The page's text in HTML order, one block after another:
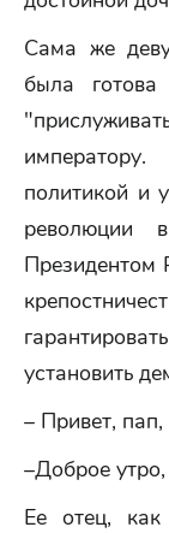
Сама же
была
политикой и
революции
Президентом
установить
– Привет,
–Доброе
Ее отец, как